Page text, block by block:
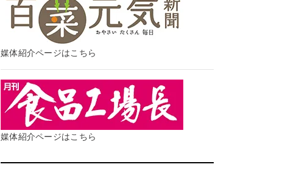
媒体紹介ページはこちら
媒体紹介ページはこちら